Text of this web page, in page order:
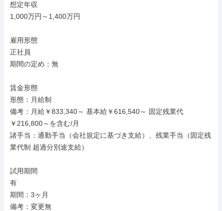
想定年収
1,000万円～1,400万円
雇用形態
正社員
期間の定め：無
賃金形態
形態：月給制
備考：月給￥833,340～ 基本給￥616,540～ 固定残業代
￥216,800～を含む/月
諸手当：通勤手当（会社規定に基づき支給）、残業手当（固定残
業代制 超過分別途支給）
試用期間
有
期間：3ヶ月
備考：変更無